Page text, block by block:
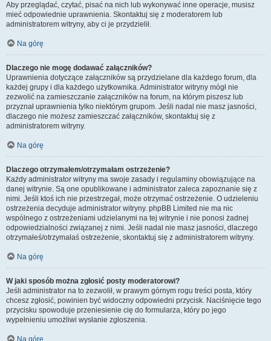
Aby przeglądać, czytać, pisać na nich lub wykonywać inne operacje, musisz
mieć odpowiednie uprawnienia. Skontaktuj się z moderatorem lub
administratorem witryny, aby ci je przydzielił.
Na górę
Dlaczego nie mogę dodawać załączników?
Uprawnienia dotyczące załączników są przydzielane dla każdego forum, dla
każdej grupy i dla każdego użytkownika. Administrator witryny mógł nie
zezwolić na zamieszczanie załączników na forum, na którym piszesz lub
przyznał uprawnienia tylko niektórym grupom. Jeśli nadal nie masz jasności,
dlaczego nie możesz zamieszczać załączników, skontaktuj się z
administratorem witryny.
Na górę
Dlaczego otrzymałem/otrzymałam ostrzeżenie?
Każdy administrator witryny ma swoje zasady i regulaminy obowiązujące na
danej witrynie. Są one opublikowane i administrator zaleca zapoznanie się z
nimi. Jeśli ktoś ich nie przestrzegał, może otrzymać ostrzeżenie. O udzieleniu
ostrzeżenia decyduje administrator witryny. phpBB Limited nie ma nic
wspólnego z ostrzeżeniami udzielanymi na tej witrynie i nie ponosi żadnej
odpowiedzialności związanej z nimi. Jeśli nadal nie masz jasności, dlaczego
otrzymałeś/otrzymałaś ostrzeżenie, skontaktuj się z administratorem witryny.
Na górę
W jaki sposób można zgłosić posty moderatorowi?
Jeśli administrator na to zezwolił, w prawym górnym rogu treści posta, który
chcesz zgłosić, powinien być widoczny odpowiedni przycisk. Naciśnięcie tego
przycisku spowoduje przeniesienie cię do formularza, który po jego
wypełnieniu umożliwi wysłanie zgłoszenia.
Na górę